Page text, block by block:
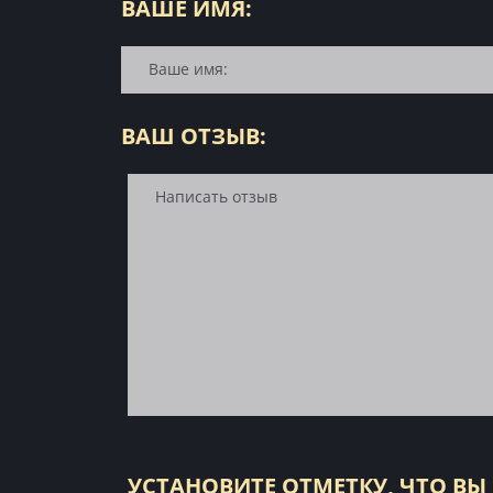
ВАШЕ ИМЯ:
ВАШ ОТЗЫВ:
УСТАНОВИТЕ ОТМЕТКУ, ЧТО ВЫ